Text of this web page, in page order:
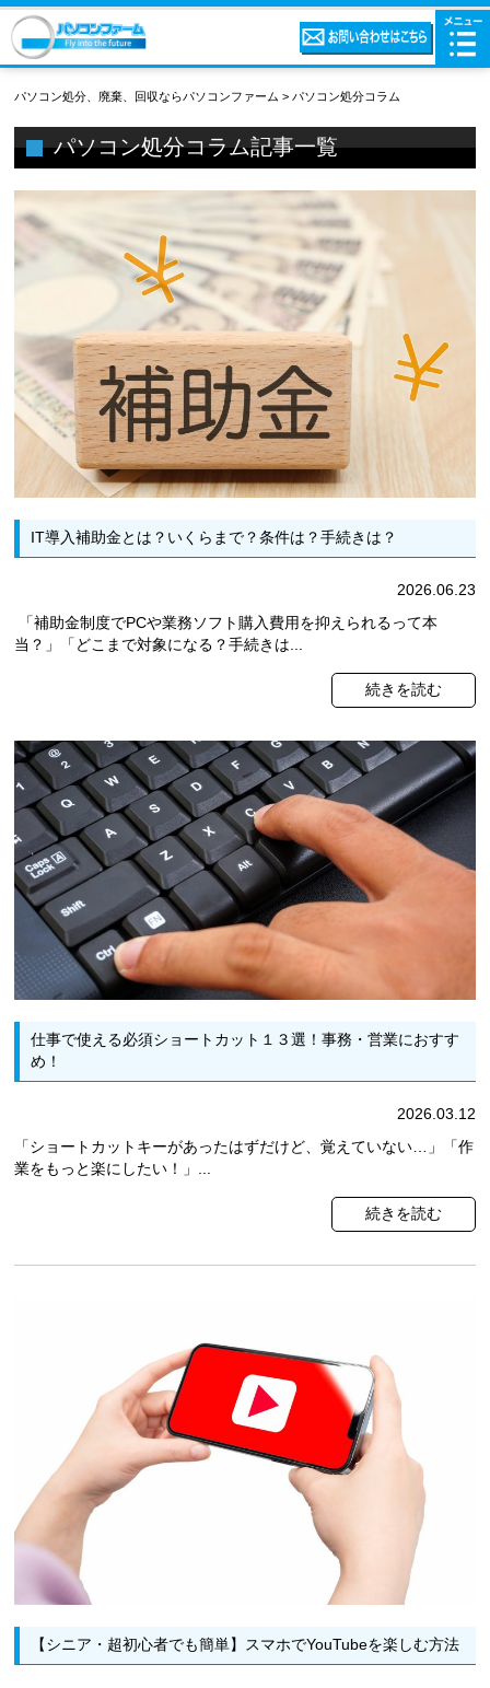
パソコン処分、廃棄、回収ならパソコンファーム> パソコン処分コラム
パソコン処分コラム記事一覧
IT導入補助金とは？いくらまで？条件は？手続きは？
2026.06.23
「補助金制度でPCや業務ソフト購入費用を抑えられるって本
当？」「どこまで対象になる？手続きは...
続きを読む
仕事で使える必須ショートカット１３選！事務・営業におすす
め！
2026.03.12
「ショートカットキーがあったはずだけど、覚えていない…」「作
業をもっと楽にしたい！」...
続きを読む
【シニア・超初心者でも簡単】スマホでYouTubeを楽しむ方法